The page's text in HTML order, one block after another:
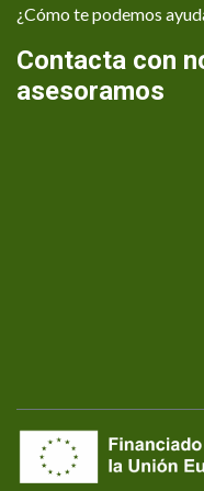
¿Cómo te podemos
Contacta con
asesoramos